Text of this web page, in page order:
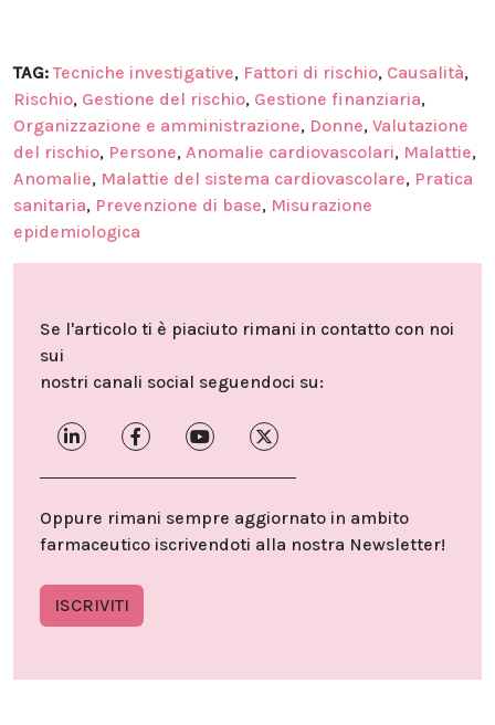
TAG: Tecniche investigative, Fattori di rischio, Causalità,
Rischio, Gestione del rischio, Gestione finanziaria,
Organizzazione e amministrazione, Donne, Valutazione
del rischio, Persone, Anomalie cardiovascolari, Malattie,
Anomalie, Malattie del sistema cardiovascolare, Pratica
sanitaria, Prevenzione di base, Misurazione
epidemiologica
Se l'articolo ti è piaciuto rimani in contatto con noi
sui
nostri canali social seguendoci su:
Oppure rimani sempre aggiornato in ambito
farmaceutico iscrivendoti alla nostra Newsletter!
ISCRIVITI